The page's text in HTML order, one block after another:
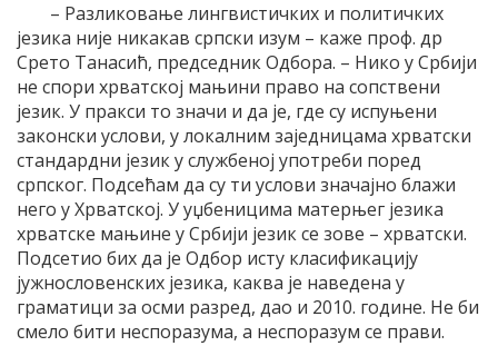
– Разликовање лингвистичких и политичких
језика није никакав српски изум – каже проф. др
Срето Танасић, председник Одбора. – Нико у Србији
не спори хрватској мањини право на сопствени
језик. У пракси то значи и да је, где су испуњени
законски услови, у локалним заједницама хрватски
стандардни језик у службеној употреби поред
српског. Подсећам да су ти услови значајно блажи
него у Хрватској. У уџбеницима матерњег језика
хрватске мањине у Србији језик се зове – хрватски.
Подсетио бих да је Одбор исту класификацију
јужнословенских језика, каква је наведена у
граматици за осми разред, дао и 2010. године. Не би
смело бити неспоразума, а неспоразум се прави.